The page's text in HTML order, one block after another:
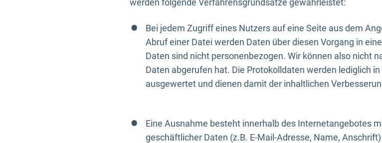
werden folgende Verfahrensgrundsätze gewährleistet:
Bei jedem Zugriff eines Nutzers auf eine Seite aus dem
Abruf einer Datei werden Daten über diesen Vorgang in
Daten sind nicht personenbezogen. Wir können also nicht
Daten abgerufen hat. Die Protokolldaten werden lediglich
ausgewertet und dienen damit der inhaltlichen
Eine Ausnahme besteht innerhalb des Internetangebotes
geschäftlicher Daten (z.B. E-Mail-Adresse, Name,